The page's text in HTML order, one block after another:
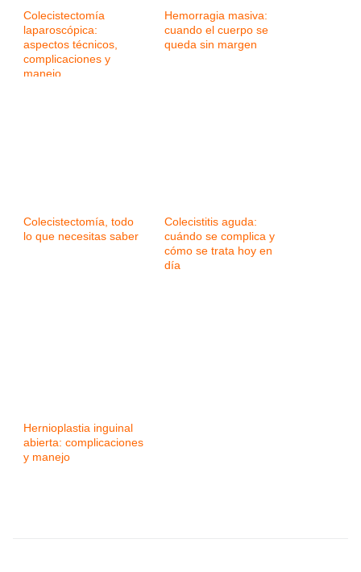
Colecistectomía
laparoscópica:
aspectos técnicos,
complicaciones y
manejo
Hemorragia masiva:
cuando el cuerpo se
queda sin margen
Colecistectomía, todo
lo que necesitas saber
Colecistitis aguda:
cuándo se complica y
cómo se trata hoy en
día
Hernioplastia inguinal
abierta: complicaciones
y manejo